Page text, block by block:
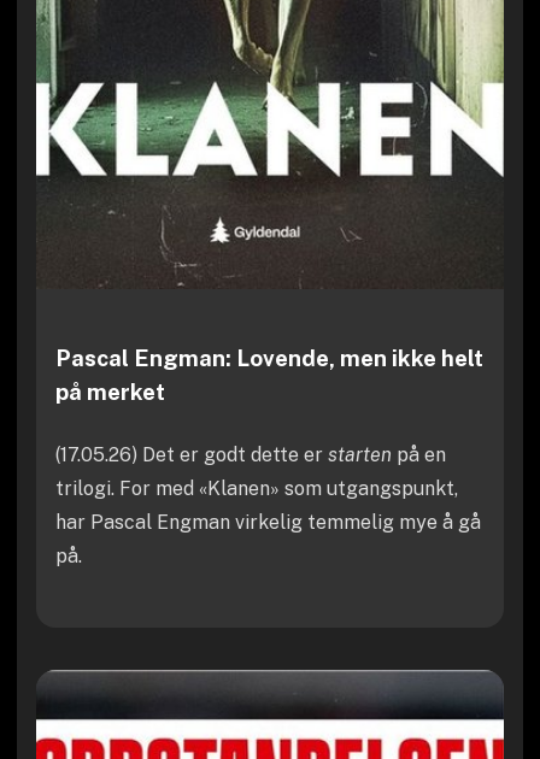
Pascal Engman: Lovende, men ikke helt
på merket
(17.05.26) Det er godt dette er starten på en
trilogi. For med «Klanen» som utgangspunkt,
har Pascal Engman virkelig temmelig mye å gå
på.